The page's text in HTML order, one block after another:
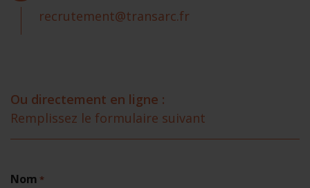
recrutement@transarc.fr
Ou directement en ligne :
Remplissez le formulaire suivant
Nom *